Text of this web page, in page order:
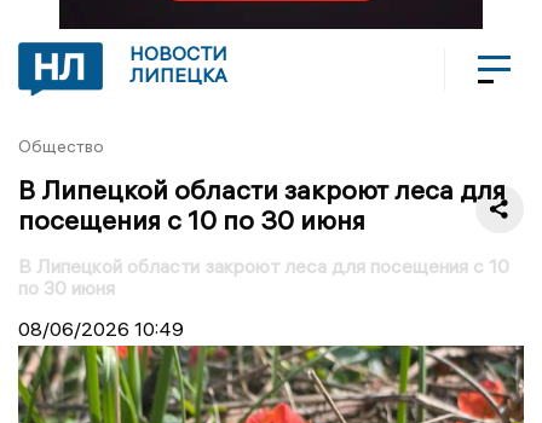
НОВОСТИ
ЛИПЕЦКА
Общество
В Липецкой области закроют леса для
посещения с 10 по 30 июня
В Липецкой области закроют леса для посещения с 10
по 30 июня
08/06/2026 10:49